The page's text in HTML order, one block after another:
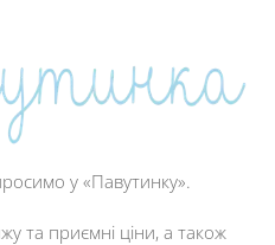
у «Павутинку».
та приємні ціни, а також